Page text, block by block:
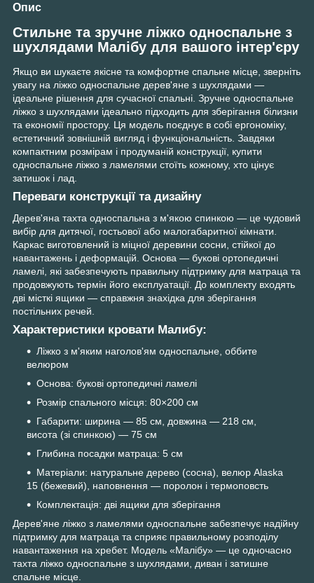
Опис
Стильне та зручне ліжко односпальне з
шухлядами Малібу для вашого інтер'єру
Якщо ви шукаєте якісне та комфортне спальне місце, зверніть
увагу на ліжко односпальне дерев'яне з шухлядами —
ідеальне рішення для сучасної спальні. Зручне односпальне
ліжко з шухлядами ідеально підходить для зберігання білизни
та економії простору. Ця модель поєднує в собі ергономіку,
естетичний зовнішній вигляд і функціональність. Завдяки
компактним розмірам і продуманій конструкції, купити
односпальне ліжко з ламелями стоїть кожному, хто цінує
затишок і лад.
Переваги конструкції та дизайну
Дерев'яна тахта односпальна з м'якою спинкою — це чудовий
вибір для дитячої, гостьової або малогабаритної кімнати.
Каркас виготовлений із міцної деревини сосни, стійкої до
навантажень і деформацій. Основа — букові ортопедичні
ламелі, які забезпечують правильну підтримку для матраца та
продовжують термін його експлуатації. До комплекту входять
дві місткі ящики — справжня знахідка для зберігання
постільних речей.
Характеристики кровати Малибу:
Ліжко з м'яким наголов'ям односпальне, оббите
велюром
Основа: букові ортопедичні ламелі
Розмір спального місця: 80×200 см
Габарити: ширина — 85 см, довжина — 218 см,
висота (зі спинкою) — 75 см
Глибина посадки матраца: 5 см
Матеріали: натуральне дерево (сосна), велюр Alaska
15 (бежевий), наповнення — поролон і термоповсть
Комплектація: дві ящики для зберігання
Дерев'яне ліжко з ламелями односпальне забезпечує надійну
підтримку для матраца та сприяє правильному розподілу
навантаження на хребет. Модель «Малібу» — це одночасно
тахта ліжко односпальне з шухлядами, диван і затишне
спальне місце.